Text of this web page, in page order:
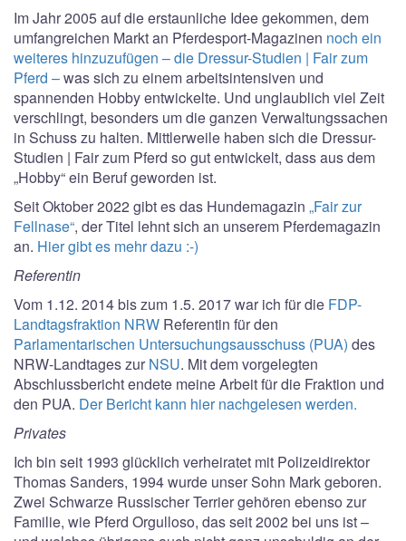
Im Jahr 2005 auf die erstaunliche Idee gekommen, dem
umfangreichen Markt an Pferdesport-Magazinen noch ein
weiteres hinzuzufügen – die Dressur-Studien | Fair zum
Pferd –was sich zu einem arbeitsintensiven und
spannenden Hobby entwickelte. Und unglaublich viel Zeit
verschlingt, besonders um die ganzen Verwaltungssachen
in Schuss zu halten. Mittlerweile haben sich die Dressur-
Studien | Fair zum Pferd so gut entwickelt, dass aus dem
„Hobby“ ein Beruf geworden ist.
Seit Oktober 2022 gibt es das Hundemagazin „Fair zur
Fellnase“, der Titel lehnt sich an unserem Pferdemagazin
an. Hier gibt es mehr dazu :-)
Referentin
Vom 1.12. 2014 bis zum 1.5. 2017 war ich für die FDP-
Landtagsfraktion NRW Referentin für den
Parlamentarischen Untersuchungsausschuss (PUA) des
NRW-Landtages zur NSU. Mit dem vorgelegten
Abschlussbericht endete meine Arbeit für die Fraktion und
den PUA. Der Bericht kann hier nachgelesen werden.
Privates
Ich bin seit 1993 glücklich verheiratet mit Polizeidirektor
Thomas Sanders, 1994 wurde unser Sohn Mark geboren.
Zwei Schwarze Russischer Terrier gehören ebenso zur
Familie, wie Pferd Orgulloso, das seit 2002 bei uns ist –